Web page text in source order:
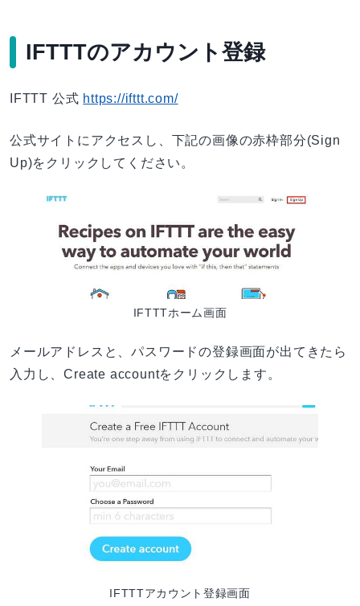
IFTTTのアカウント登録
IFTTT 公式 https://ifttt.com/
公式サイトにアクセスし、下記の画像の赤枠部分(Sign
Up)をクリックしてください。
IFTTTホーム画面
メールアドレスと、パスワードの登録画面が出てきたら
入力し、Create accountをクリックします。
IFTTTアカウント登録画面